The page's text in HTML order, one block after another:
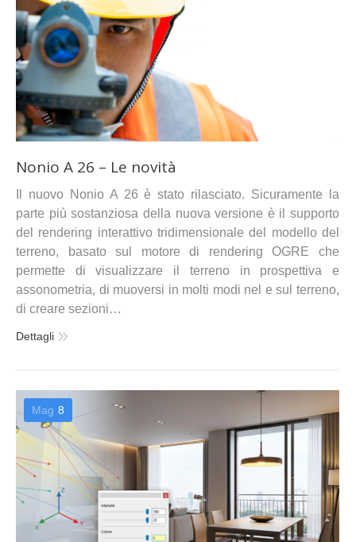
Nonio A 26 – Le novità
Il nuovo Nonio A 26 è stato rilasciato. Sicuramente la
parte più sostanziosa della nuova versione è il supporto
del rendering interattivo tridimensionale del modello del
terreno, basato sul motore di rendering OGRE che
permette di visualizzare il terreno in prospettiva e
assonometria, di muoversi in molti modi nel e sul terreno,
di creare sezioni…
Dettagli
Mag 8